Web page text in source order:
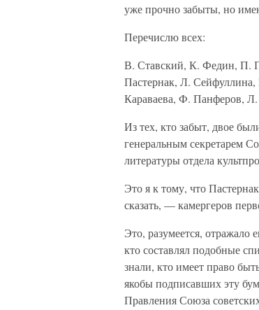
уже прочно забыты, но
Перечислю всех:
В. Ставский, К. Федин, П.
Пастернак, Л.
Караваева, Ф. Панферов,
Из тех, кто забыт, двое
генеральным секретарем
литературы отдела
Это я к тому, что
сказать, — камергеров
Это, разумеется, отражало
кто составлял подобные
знали, кто имеет право
якобы подписавших эту
Правления Союза